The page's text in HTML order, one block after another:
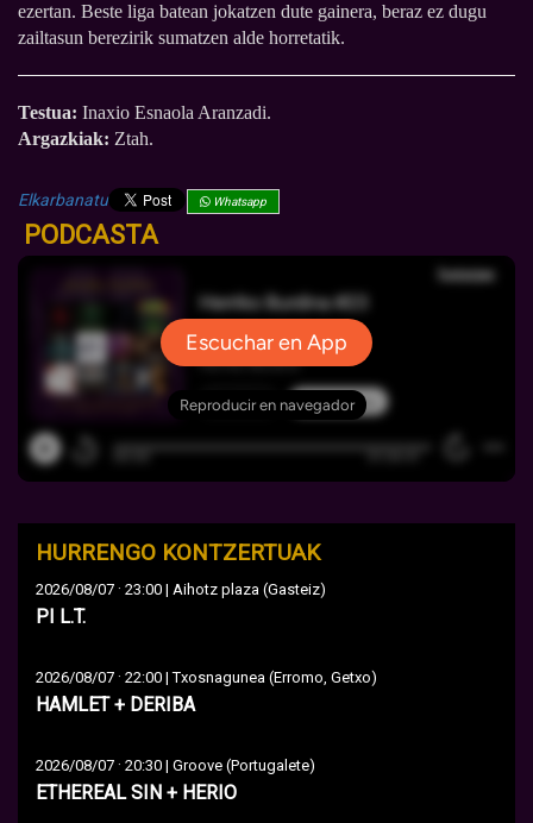
ezertan. Beste liga batean jokatzen dute gainera, beraz ez dugu
zailtasun berezirik sumatzen alde horretatik.
Testua: Inaxio Esnaola Aranzadi.
Argazkiak: Ztah.
Elkarbanatu Whatsapp
PODCASTA
HURRENGO KONTZERTUAK
2026/08/07 · 23:00 | Aihotz plaza (Gasteiz)
PI L.T.
2026/08/07 · 22:00 | Txosnagunea (Erromo, Getxo)
HAMLET + DERIBA
2026/08/07 · 20:30 | Groove (Portugalete)
ETHEREAL SIN + HERIO